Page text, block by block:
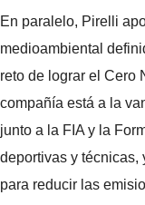
En paralelo, Pirelli
medioambiental
reto de lograr el Cero
compañía está a la
junto a la FIA y la
deportivas y técnicas,
para reducir las